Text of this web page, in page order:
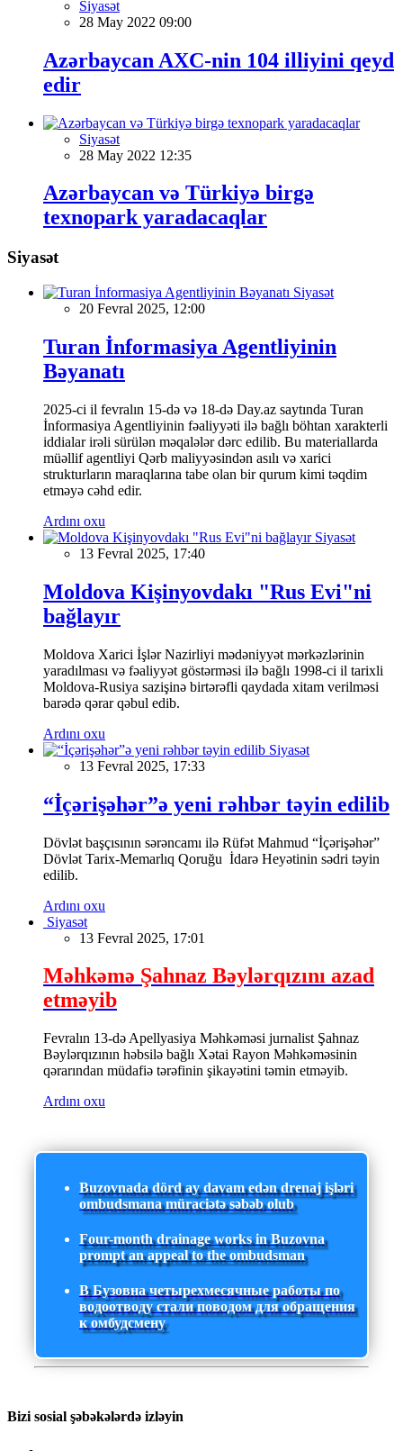
Siyasət
28 May 2022 09:00
Azərbaycan AXC-nin 104 illiyini qeyd
edir
Siyasət
28 May 2022 12:35
Azərbaycan və Türkiyə birgə
texnopark yaradacaqlar
Siyasət
Siyasət
20 Fevral 2025, 12:00
Turan İnformasiya Agentliyinin
Bəyanatı
2025-ci il fevralın 15-də və 18-də Day.az saytında Turan
İnformasiya Agentliyinin fəaliyyəti ilə bağlı böhtan xarakterli
iddialar irəli sürülən məqalələr dərc edilib. Bu materiallarda
müəllif agentliyi Qərb maliyyəsindən asılı və xarici
strukturların maraqlarına tabe olan bir qurum kimi təqdim
etməyə cəhd edir.
Ardını oxu
Siyasət
13 Fevral 2025, 17:40
Moldova Kişinyovdakı "Rus Evi"ni
bağlayır
Moldova Xarici İşlər Nazirliyi mədəniyyət mərkəzlərinin
yaradılması və fəaliyyət göstərməsi ilə bağlı 1998-ci il tarixli
Moldova-Rusiya sazişinə birtərəfli qaydada xitam verilməsi
barədə qərar qəbul edib.
Ardını oxu
Siyasət
13 Fevral 2025, 17:33
“İçərişəhər”ə yeni rəhbər təyin edilib
Dövlət başçısının sərəncamı ilə Rüfət Mahmud “İçərişəhər”
Dövlət Tarix-Memarlıq Qoruğu İdarə Heyətinin sədri təyin
edilib.
Ardını oxu
Siyasət
13 Fevral 2025, 17:01
Məhkəmə Şahnaz Bəylərqızını azad
etməyib
Fevralın 13-də Apellyasiya Məhkəməsi jurnalist Şahnaz
Bəylərqızının həbsilə bağlı Xətai Rayon Məhkəməsinin
qərarından müdafiə tərəfinin şikayətini təmin etməyib.
Ardını oxu
Buzovnada dörd ay davam edən drenaj işləri
ombudsmana müraciətə səbəb olub
Four-month drainage works in Buzovna
prompt an appeal to the ombudsman
В Бузовна четырехмесячные работы по
водоотводу стали поводом для обращения
к омбудсмену
Bizi sosial şəbəkələrdə izləyin